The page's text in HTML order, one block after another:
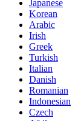
Japanese
Korean
Arabic
Irish
Greek
Turkish
Italian
Danish
Romanian
Indonesian
Czech